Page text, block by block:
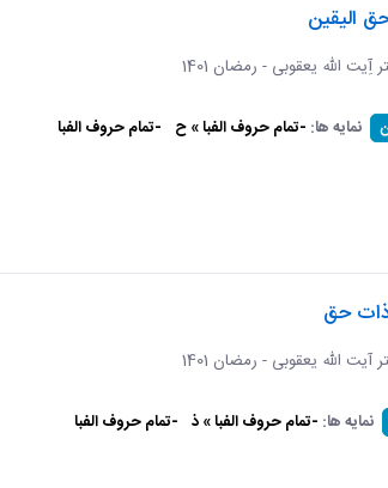
الیقین
آِیت الله یعقوبی - رمضان 1401
نمایه ها: -تمام حروف الفبا » ح -تمام حروف الفبا
حق
آیت الله یعقوبی - رمضان 1401
نمایه ها: -تمام حروف الفبا » ذ -تمام حروف الفبا